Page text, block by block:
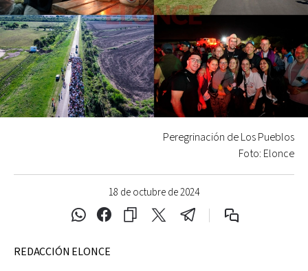
18 de octubre de 2024
Peregrinación de Los Pueblos
Foto: Elonce
REDACCIÓN ELONCE